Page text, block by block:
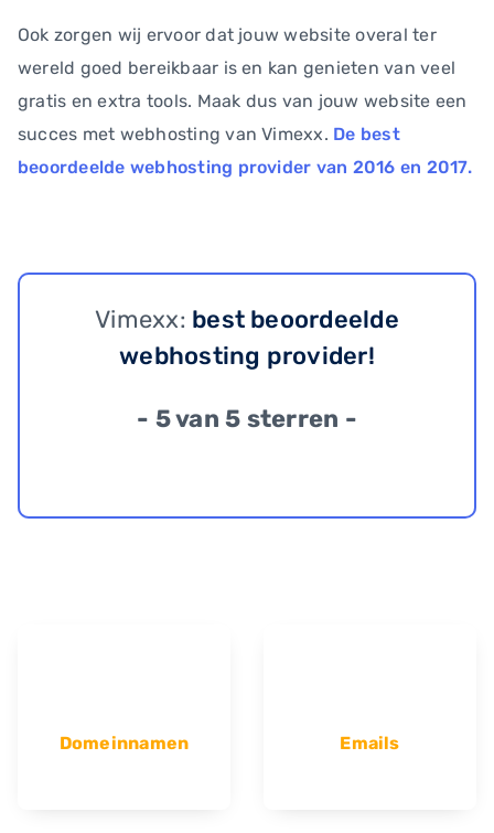
Ook zorgen wij ervoor dat jouw website overal ter
wereld goed bereikbaar is en kan genieten van veel
gratis en extra tools. Maak dus van jouw website een
succes met webhosting van Vimexx. De best
beoordeelde webhosting provider van 2016 en 2017.
Vimexx: best beoordeelde
webhosting provider!
- 5 van 5 sterren -
Domeinnamen Emails